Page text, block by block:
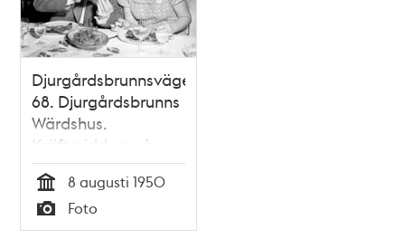
Djurgårdsbrunnsvägen
68. Djurgårdsbrunns
Wärdshus.
Kräftmiddag på
kräftpremiärdagen
Tid
8 augusti 1950
Typ
Foto